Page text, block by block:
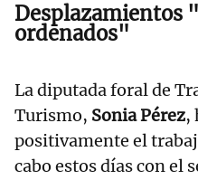
Desplazamientos
ordenados"
La diputada foral de
Turismo, Sonia Pérez,
positivamente el
cabo estos días con el